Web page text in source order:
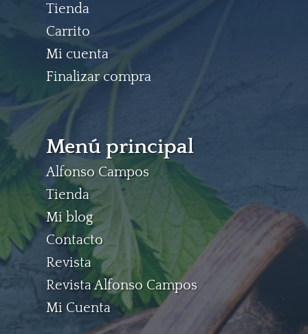
Tienda
Carrito
Mi cuenta
Finalizar compra
Menú principal
Alfonso Campos
Tienda
Mi blog
Contacto
Revista
Revista Alfonso Campos
Mi Cuenta